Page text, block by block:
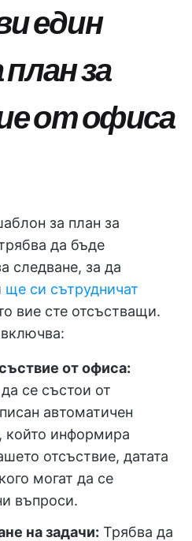
един
за
от офиса
за план за
да бъде
следване, за да
ще си сътрудничат
вие сте отсъстващи.
от офиса:
се състои от
автоматичен
който информира
отсъствие, датата
могат да се
въпроси.
на задачи: Трябва да